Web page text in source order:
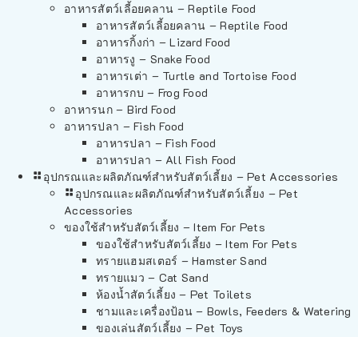
อาหารสัตว์เลี้อยคลาน – Reptile Food
อาหารสัตว์เลี้อยคลาน – Reptile Food
อาหารกิ้งก่า – Lizard Food
อาหารงู – Snake Food
อาหารเต่า – Turtle and Tortoise Food
อาหารกบ – Frog Food
อาหารนก – Bird Food
อาหารปลา – Fish Food
อาหารปลา – Fish Food
อาหารปลา – All Fish Food
อุปกรณและผลิตภัณฑ์สำหรับสัตว์เลี้ยง – Pet Accessories
อุปกรณและผลิตภัณฑ์สำหรับสัตว์เลี้ยง – Pet
Accessories
ของใช้สำหรับสัตว์เลี้ยง – Item For Pets
ของใช้สำหรับสัตว์เลี้ยง – Item For Pets
ทรายแฮมสเตอร์ – Hamster Sand
ทรายแมว – Cat Sand
ห้องน้ำสัตว์เลี้ยง – Pet Toilets
ชามและเครื่องป้อน – Bowls, Feeders & Watering
ของเล่นสัตว์เลี้ยง – Pet Toys